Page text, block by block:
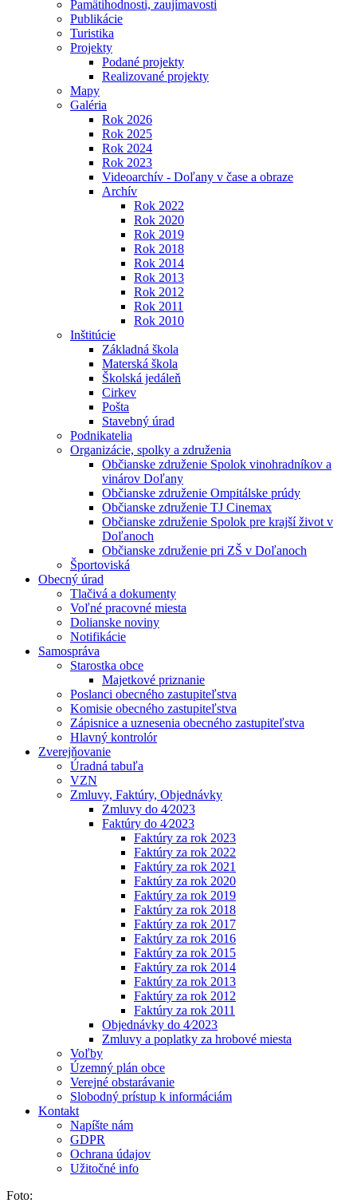
Pamätihodnosti, zaujímavosti
Publikácie
Turistika
Projekty
Podané projekty
Realizované projekty
Mapy
Galéria
Rok 2026
Rok 2025
Rok 2024
Rok 2023
Videoarchív - Doľany v čase a obraze
Archív
Rok 2022
Rok 2020
Rok 2019
Rok 2018
Rok 2014
Rok 2013
Rok 2012
Rok 2011
Rok 2010
Inštitúcie
Základná škola
Materská škola
Školská jedáleň
Cirkev
Pošta
Stavebný úrad
Podnikatelia
Organizácie, spolky a združenia
Občianske združenie Spolok vinohradníkov a
vinárov Doľany
Občianske združenie Ompitálske prúdy
Občianske združenie TJ Cinemax
Občianske združenie Spolok pre krajší život v
Doľanoch
Občianske združenie pri ZŠ v Doľanoch
Športoviská
Obecný úrad
Tlačivá a dokumenty
Voľné pracovné miesta
Dolianske noviny
Notifikácie
Samospráva
Starostka obce
Majetkové priznanie
Poslanci obecného zastupiteľstva
Komisie obecného zastupiteľstva
Zápisnice a uznesenia obecného zastupiteľstva
Hlavný kontrolór
Zverejňovanie
Úradná tabuľa
VZN
Zmluvy, Faktúry, Objednávky
Zmluvy do 4⁄2023
Faktúry do 4⁄2023
Faktúry za rok 2023
Faktúry za rok 2022
Faktúry za rok 2021
Faktúry za rok 2020
Faktúry za rok 2019
Faktúry za rok 2018
Faktúry za rok 2017
Faktúry za rok 2016
Faktúry za rok 2015
Faktúry za rok 2014
Faktúry za rok 2013
Faktúry za rok 2012
Faktúry za rok 2011
Objednávky do 4⁄2023
Zmluvy a poplatky za hrobové miesta
Voľby
Územný plán obce
Verejné obstarávanie
Slobodný prístup k informáciám
Kontakt
Napíšte nám
GDPR
Ochrana údajov
Užitočné info
Foto: